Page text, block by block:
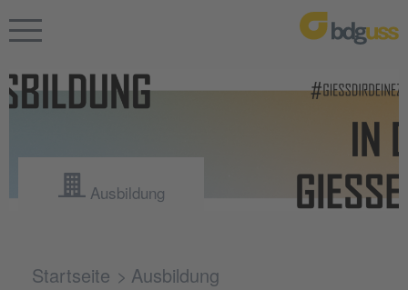
Ausbildung
Startseite Ausbildung